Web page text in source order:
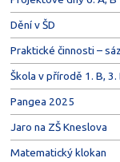
Dění v ŠD
Praktické činnosti –
Škola v přírodě 1. B, 3.
Pangea 2025
Jaro na ZŠ Kneslova
Matematický klokan